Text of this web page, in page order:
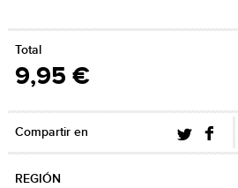
Total
9,95 €
Compartir en
REGIÓN